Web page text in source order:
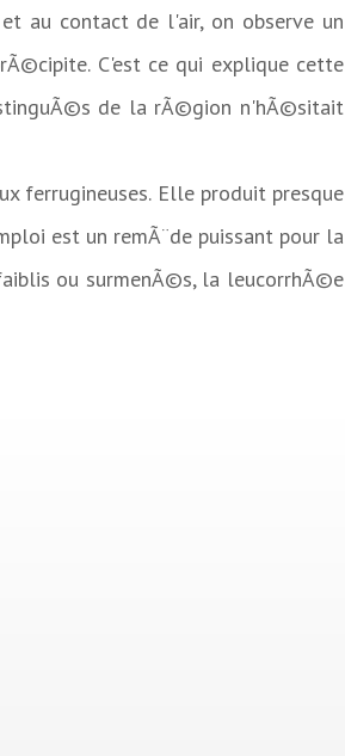
au contact de l'air, on observe un
C'est ce qui explique cette
de la rÃ©gion n'hÃ©sitait
ferrugineuses. Elle produit presque
est un remÃ¨de puissant pour la
ou surmenÃ©s, la leucorrhÃ©e